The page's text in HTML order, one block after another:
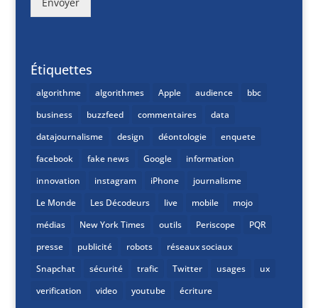
Étiquettes
algorithme algorithmes Apple audience
bbc
business
buzzfeed commentaires
data
datajournalisme
design déontologie
enquete
facebook
fake news Google
information
innovation
instagram iPhone
journalisme
Le Monde
Les Décodeurs live mobile
mojo
médias
New York Times outils Periscope
PQR
presse
publicité robots
réseaux sociaux
Snapchat
sécurité trafic Twitter usages
ux
verification
video youtube écriture